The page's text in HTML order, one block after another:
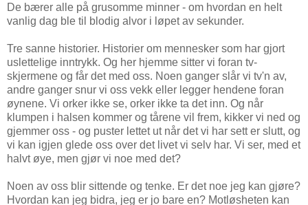
De bærer alle på grusomme minner - om hvordan en helt
vanlig dag ble til blodig alvor i løpet av sekunder.
Tre sanne historier. Historier om mennesker som har gjort
uslettelige inntrykk. Og her hjemme sitter vi foran tv-
skjermene og får det med oss. Noen ganger slår vi tv'n av,
andre ganger snur vi oss vekk eller legger hendene foran
øynene. Vi orker ikke se, orker ikke ta det inn. Og når
klumpen i halsen kommer og tårene vil frem, kikker vi ned og
gjemmer oss - og puster lettet ut når det vi har sett er slutt, og
vi kan igjen glede oss over det livet vi selv har. Vi ser, med et
halvt øye, men gjør vi noe med det?
Noen av oss blir sittende og tenke. Er det noe jeg kan gjøre?
Hvordan kan jeg bidra, jeg er jo bare en? Motløsheten kan